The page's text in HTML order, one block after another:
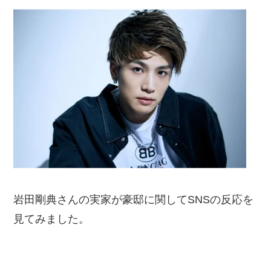
岩田剛典さんの実家が豪邸に関してSNSの反応を
見てみました。